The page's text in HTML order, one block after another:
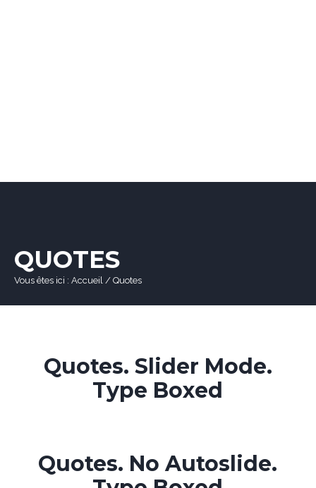
QUOTES
Vous êtes ici : Accueil / Quotes
Quotes. Slider Mode.
Type Boxed
Quotes. No Autoslide.